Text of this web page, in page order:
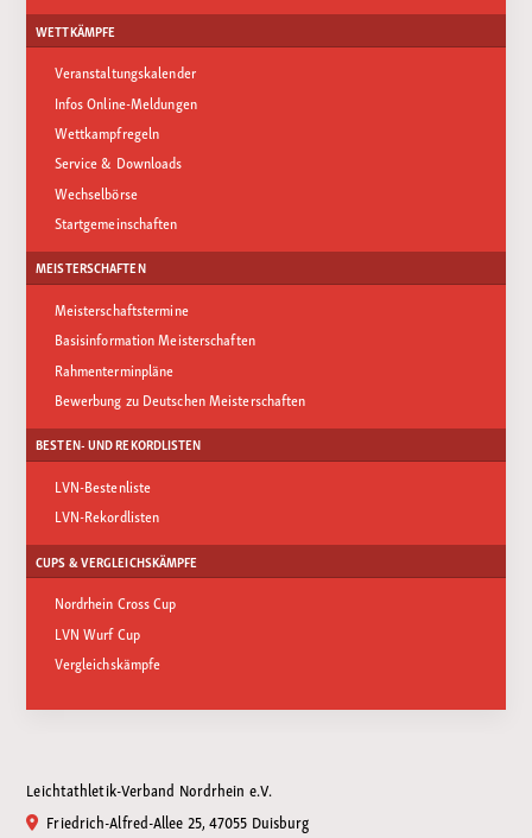
WETTKÄMPFE
Veranstaltungskalender
Infos Online-Meldungen
Wettkampfregeln
Service & Downloads
Wechselbörse
Startgemeinschaften
MEISTERSCHAFTEN
Meisterschaftstermine
Basisinformation Meisterschaften
Rahmenterminpläne
Bewerbung zu Deutschen Meisterschaften
BESTEN- UND REKORDLISTEN
LVN-Bestenliste
LVN-Rekordlisten
CUPS & VERGLEICHSKÄMPFE
Nordrhein Cross Cup
LVN Wurf Cup
Vergleichskämpfe
Leichtathletik-Verband Nordrhein e.V.
Friedrich-Alfred-Allee 25, 47055 Duisburg